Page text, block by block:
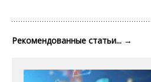
Рекомендованные статьи... →